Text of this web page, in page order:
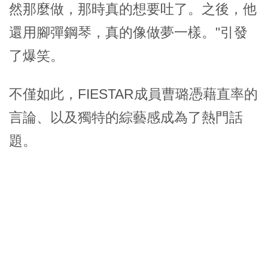
然那麼做，那時真的想要吐了。之後，他
還用腳彈鋼琴，真的像做夢一樣。"引發
了爆笑。
不僅如此，FIESTAR成員曹璐憑藉直率的
言論、以及獨特的綜藝感成為了熱門話
題。